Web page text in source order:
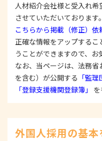
2. 安全対策の実施に
個人情報の正確性およ
るため、情報セキュ
置を構築し、個人情
の漏洩、滅失または毀
ティの是正に努めます
3. 苦情および相談等
本人からの苦情および
示、訂正、削除、ま
を求められたときは、
人材紹介会社様と受入れ
させていただいております。
こちらから掲載（修正）依
正確な情報をアップする
うことができますので、お
なお、当ページは、法務
を含む）が公開する 「監
「登録支援機関登録簿」
外国人採用の基本